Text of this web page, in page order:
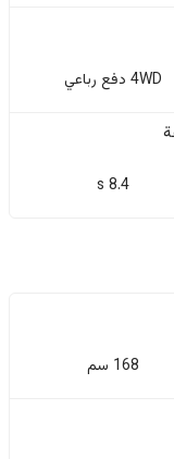
4WD دفع رباعي
8.4 s
168 سم